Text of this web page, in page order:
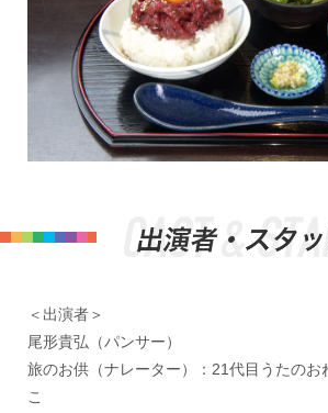
＜出演者＞
尾形貴弘（パンサー）
旅のお供（ナレーター）：21代目うたのお
こ